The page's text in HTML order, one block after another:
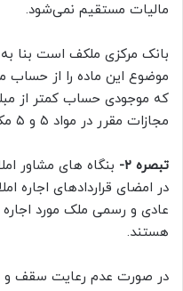
مالیات مستقیم نمی‌شود.
بانک مرکزی ملکف است بنا
موضوع این ماده را از حساب
که موجودی حساب کمتر از
مجازات مقرر در مواد ۵ و ۵ مکرر قانون صدور چک می‌شود.
تبصره ۲-‌
بنگاه های مشاور
در امضای قراردادهای اجاره
هستند.
در صورت عدم رعایت سقف و